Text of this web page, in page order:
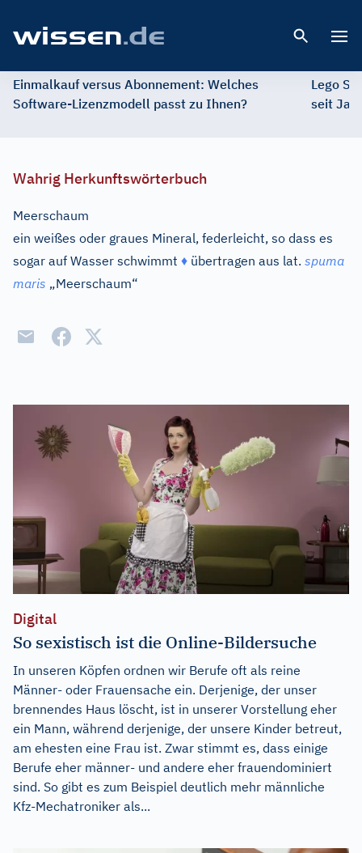
Einmalkauf versus Abonnement: Welches
Software-Lizenzmodell passt zu Ihnen?
Lego
seit
Wahrig Herkunftswörterbuch
Meerschaum
ein weißes oder graues Mineral, federleicht, so dass es
sogar auf Wasser schwimmt ♦ übertragen aus lat. spuma
maris „Meerschaum“
Digital
So sexistisch ist die Online-Bildersuche
In unseren Köpfen ordnen wir Berufe oft als reine
Männer- oder Frauensache ein. Derjenige, der unser
brennendes Haus löscht, ist in unserer Vorstellung eher
ein Mann, während derjenige, der unsere Kinder betreut,
am ehesten eine Frau ist. Zwar stimmt es, dass einige
Berufe eher männer- und andere eher frauendominiert
sind. So gibt es zum Beispiel deutlich mehr männliche
Kfz-Mechatroniker als...